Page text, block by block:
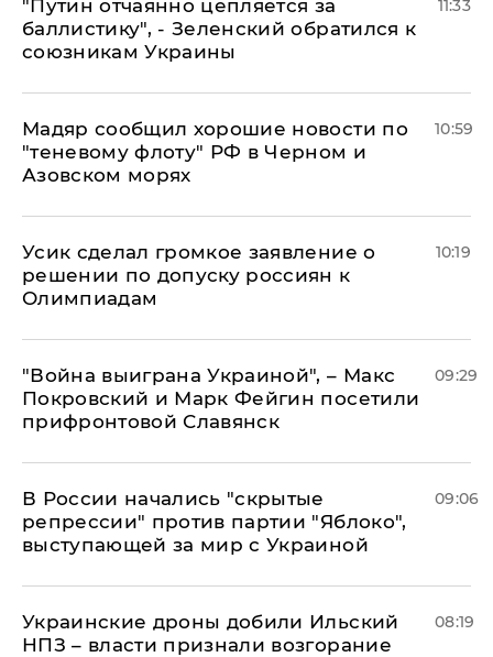
"Путин отчаянно цепляется за
баллистику", - Зеленский обратился к
союзникам Украины
11:33
Мадяр сообщил хорошие новости по
"теневому флоту" РФ в Черном и
Азовском морях
10:59
Усик сделал громкое заявление о
решении по допуску россиян к
Олимпиадам
10:19
"Война выиграна Украиной", – Макс
Покровский и Марк Фейгин посетили
прифронтовой Славянск
09:29
В России начались "скрытые
репрессии" против партии "Яблоко",
выступающей за мир с Украиной
09:06
Украинские дроны добили Ильский
НПЗ – власти признали возгорание
08:19